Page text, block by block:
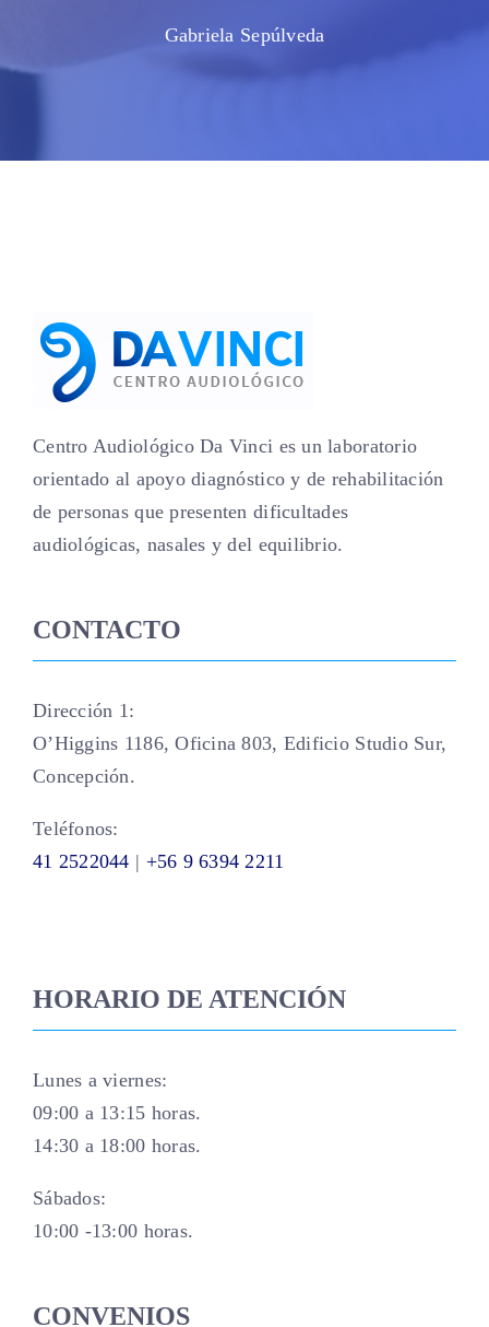
Gabriela Sepúlveda
Centro Audiológico Da Vinci es un laboratorio
orientado al apoyo diagnóstico y de rehabilitación
de personas que presenten dificultades
audiológicas, nasales y del equilibrio.
CONTACTO
Dirección 1:
O’Higgins 1186, Oficina 803, Edificio Studio Sur,
Concepción.
Teléfonos:
41 2522044 | +56 9 6394 2211
HORARIO DE ATENCIÓN
Lunes a viernes:
09:00 a 13:15 horas.
14:30 a 18:00 horas.
Sábados:
10:00 -13:00 horas.
CONVENIOS